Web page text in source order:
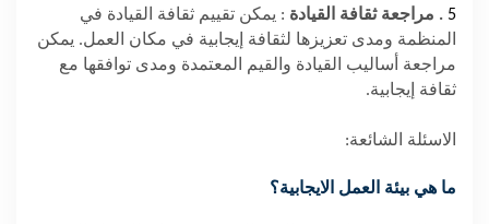
5 . مراجعة ثقافة القيادة : يمكن تقييم ثقافة القيادة في
المنظمة ومدى تعزيزها لثقافة إيجابية في مكان العمل. يمكن
مراجعة أساليب القيادة والقيم المعتمدة ومدى توافقها مع
ثقافة إيجابية.
الاسئلة الشائعة:
ما هي بيئة العمل الايجابية؟